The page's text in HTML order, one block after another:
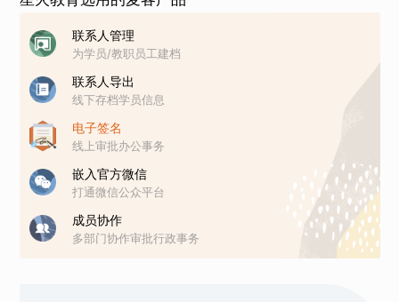
联系人管理
为学员/教职员工建档
联系人导出
线下存档学员信息
电子签名
线上审批办公事务
嵌入官方微信
打通微信公众平台
成员协作
多部门协作审批行政事务